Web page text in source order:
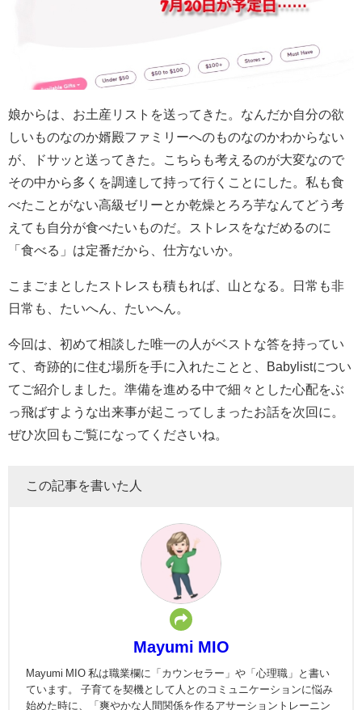
娘からは、お土産リストを送ってきた。なんだか自分の欲
しいものなのか婿殿ファミリーへのものなのかわからない
が、ドサッと送ってきた。こちらも考えるのが大変なので
その中から多くを調達して持って行くことにした。私も食
べたことがない高級ゼリーとか乾燥とろろ芋なんてどう考
えても自分が食べたいものだ。ストレスをなだめるのに
「食べる」は定番だから、仕方ないか。
こまごまとしたストレスも積もれば、山となる。日常も非
日常も、たいへん、たいへん。
今回は、初めて相談した唯一の人がベストな答を持ってい
て、奇跡的に住む場所を手に入れたことと、Babylistについ
てご紹介しました。準備を進める中で細々とした心配をぶ
っ飛ばすような出来事が起こってしまったお話を次回に。
ぜひ次回もご覧になってくださいね。
この記事を書いた人
Mayumi MIO
Mayumi MIO 私は職業欄に「カウンセラー」や「心理職」と書い
ています。 子育てを契機として人とのコミュニケーションに悩み
始めた時に、「爽やかな人間関係を作るアサーショントレーニン